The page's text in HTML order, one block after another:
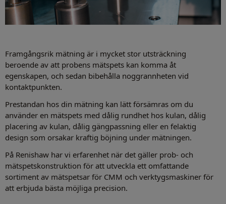
Framgångsrik mätning är i mycket stor utsträckning
beroende av att probens mätspets kan komma åt
egenskapen, och sedan bibehålla noggrannheten vid
kontaktpunkten.
Prestandan hos din mätning kan lätt försämras om du
använder en mätspets med dålig rundhet hos kulan, dålig
placering av kulan, dålig gängpassning eller en felaktig
design som orsakar kraftig böjning under mätningen.
På Renishaw har vi erfarenhet när det gäller prob- och
mätspetskonstruktion för att utveckla ett omfattande
sortiment av mätspetsar för CMM och verktygsmaskiner för
att erbjuda bästa möjliga precision.